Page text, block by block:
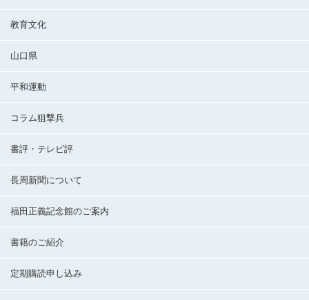
教育文化
山口県
平和運動
コラム狙撃兵
書評・テレビ評
長周新聞について
福田正義記念館のご案内
書籍のご紹介
定期購読申し込み